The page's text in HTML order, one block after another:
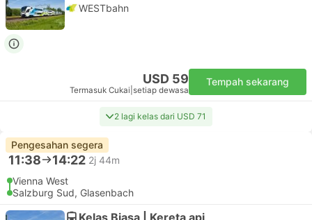
WESTbahn
USD 59
Termasuk Cukai setiap dewasa
Tempah sekarang
2 lagi kelas dari USD 71
Pengesahan segera
11:38 14:22 2j 44m
Vienna West
Salzburg Sud, Glasenbach
Kelas Biasa | Kereta api